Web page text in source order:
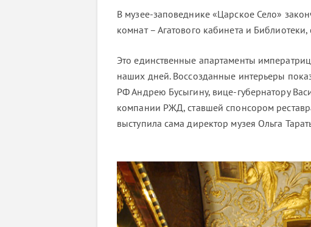
В музее-заповеднике «Царское Село»
комнат – Агатового кабинета и
Это единственные апартаменты
наших дней. Воссозданные интерьеры
РФ Андрею Бусыгину, вице-губернатору
компании РЖД, ставшей спонсором
выступила сама директор музея Ольга